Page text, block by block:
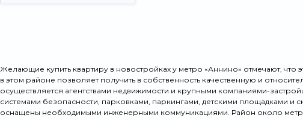
Желающие купить квартиру в новостройках у метро «Аннино» отмечают,
в этом районе позволяет получить в собственность качественную и
осуществляется агентствами недвижимости и крупными компаниями-
системами безопасности, парковками, паркингами, детскими площадками и
оснащены необходимыми инженерными коммуникациями. Район около